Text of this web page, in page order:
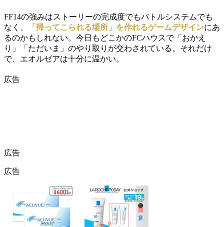
FF14の強みはストーリーの完成度でもバトルシステムでも
なく、
「帰ってこられる場所」を作れるゲームデザインにあ
るのかもしれない。今日もどこかのFCハウスで「おかえ
り」「ただいま」のやり取りが交わされている。それだけ
で、エオルゼアは十分に温かい。
広告
広告
広告